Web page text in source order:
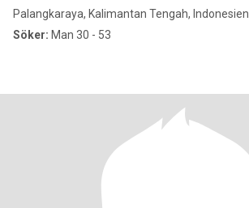
Palangkaraya, Kalimantan Tengah, Indonesien
Söker: Man 30 - 53